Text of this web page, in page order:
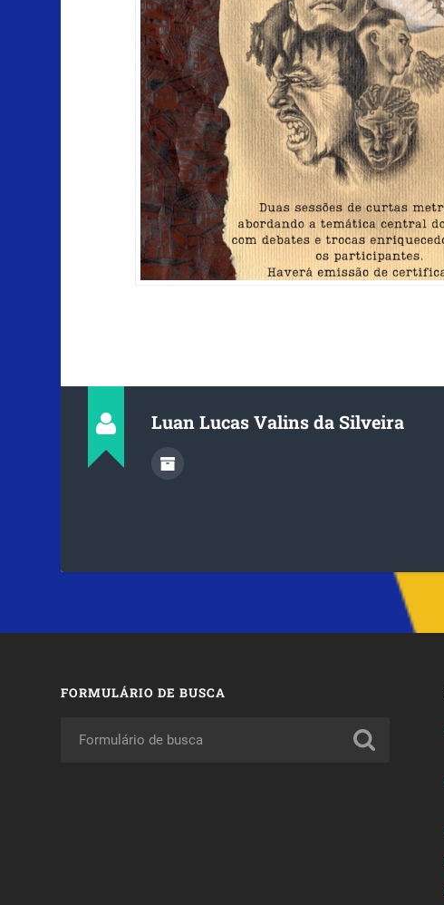
Luan Lucas Valins da Silveira
FORMULÁRIO DE BUSCA